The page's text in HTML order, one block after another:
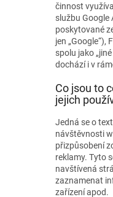
činnost
službu Google
poskytované
jen
spolu jako
dochází i v
Co jsou to
jejich
Jedná se o
návštěvnosti
přizpůsobení
reklamy. Tyto
navštívená
zaznamenat
zařízení apod.